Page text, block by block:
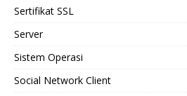
Sertifikat SSL
Server
Sistem Operasi
Social Network Client